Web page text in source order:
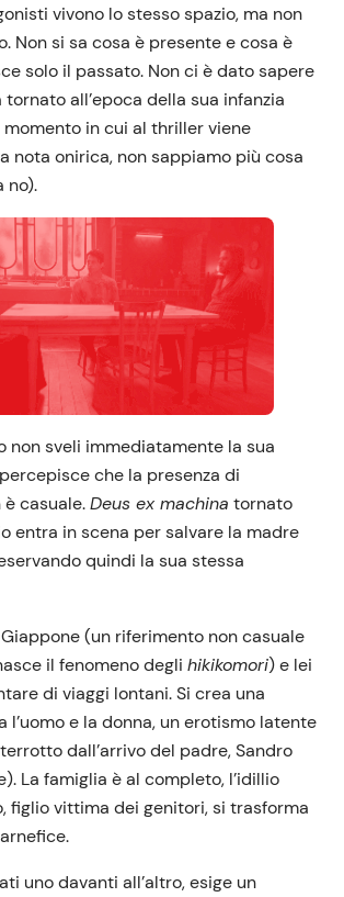
vivono lo stesso spazio, ma non
Non si sa cosa è presente e cosa è
solo il passato. Non ci è dato sapere
all’epoca della sua infanzia
momento in cui al thriller viene
nota onirica, non sappiamo più cosa
no).
non sveli immediatamente la sua
che la presenza di
è casuale.Deus ex machina tornato
entra in scena per salvare la madre
quindi la sua stessa
(un riferimento non casuale
il fenomeno degli hikikomori) e lei
di viaggi lontani. Si crea una
l’uomo e la donna, un erotismo latente
dall’arrivo del padre, Sandro
La famiglia è al completo, l’idillio
figlio vittima dei genitori, si trasforma
uno davanti all’altro, esige un